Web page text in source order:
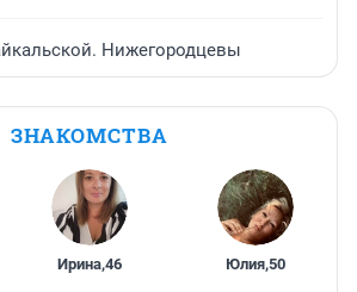
Нижегородцевы
ЗНАКОМСТВА
Ирина,46 Юлия,50